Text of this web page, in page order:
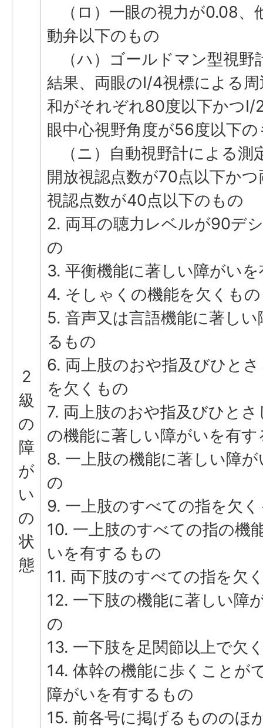
2
級
の
障
が
い
の
状
態
（ロ）一眼の視力が0.08、
動弁以下のもの
（ハ）ゴールドマン型視野
結果、両眼のI/4視標による
和がそれぞれ80度以下かつI/
眼中心視野角度が56度以下
（ニ）自動視野計による測
開放視認点数が70点以下か
視認点数が40点以下のもの
2. 両耳の聴力レベルが90デ
の
3. 平衡機能に著しい障がい
4. そしゃくの機能を欠くもの
5. 音声又は言語機能に著し
るもの
6. 両上肢のおや指及びひと
を欠くもの
7. 両上肢のおや指及びひと
の機能に著しい障がいを有す
8. 一上肢の機能に著しい障
の
9. 一上肢のすべての指を欠
10. 一上肢のすべての指の機
いを有するもの
11. 両下肢のすべての指を欠
12. 一下肢の機能に著しい障
の
13. 一下肢を足関節以上で欠
14. 体幹の機能に歩くことが
障がいを有するもの
15. 前各号に掲げるもののほ